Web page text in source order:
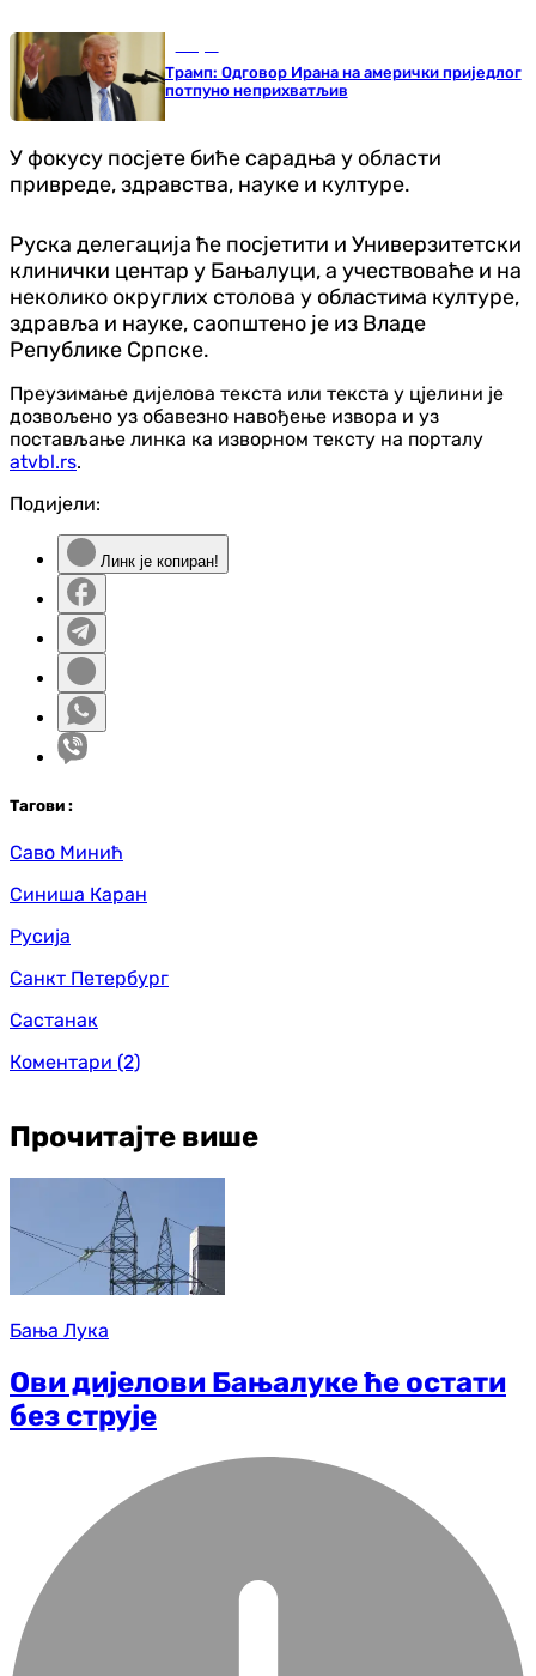
Трамп: Одговор Ирана на амерички приједлог
потпуно неприхватљив
У фокусу посјете биће сарадња у области
привреде, здравства, науке и културе.
Руска делегација ће посјетити и Универзитетски
клинички центар у Бањалуци, а учествоваће и на
неколико округлих столова у областима културе,
здравља и науке, саопштено је из Владе
Републике Српске.
Преузимање дијелова текста или текста у цјелини је
дозвољено уз обавезно навођење извора и уз
постављање линка ка изворном тексту на порталу
atvbl.rs.
Подијели:
Линк је копиран!
Тагови :
Саво Минић
Синиша Каран
Русија
Санкт Петербург
Састанак
Коментари (2)
Прочитајте више
Бања Лука
Ови дијелови Бањалуке ће остати
без струје